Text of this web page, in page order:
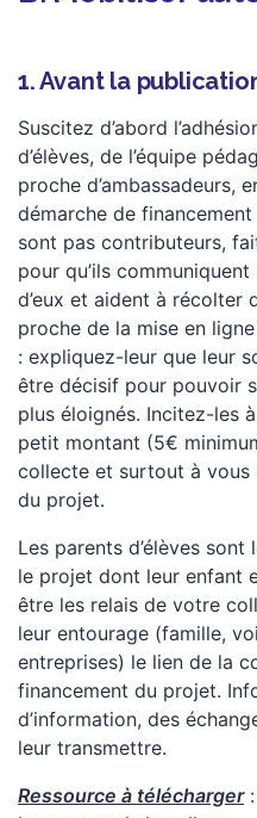
1. Avant la
Suscitez d’abord
d’élèves, de l’équipe
proche d’ambassadeurs,
démarche de
sont pas contributeurs,
pour qu’ils
d’eux et aident à récolter
proche de la mise en
: expliquez-leur que leur
être décisif pour pouvoir
plus éloignés. Incitez-les
petit montant (5€
collecte et surtout à vous
du projet.
Les parents d’élèves
le projet dont leur enfant
être les relais de votre
leur entourage (famille,
entreprises) le lien de la
financement du projet.
d’information, des
leur transmettre.
Ressource à télécharger: